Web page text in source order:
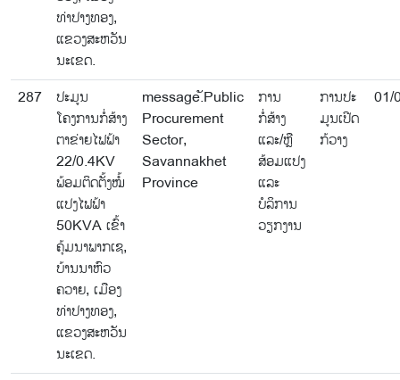
ທ່າປາງທອງ,
ແຂວງສະຫວັນ
ນະເຂດ.
287
ປະມູນ
ໂຄງການກໍ່ສ້າງ
ຕາຂ່າຍໄຟຟ້າ
22/0.4KV
ພ້ອມຕິດຕັ້ງໝໍ້
ແປງໄຟຟ້າ
50KVA ເຂົ້າ
ຄຸ້ມນາພາກເຊ,
ບ້ານນາຫົວ
ຄວາຍ, ເມືອງ
ທ່າປາງທອງ,
ແຂວງສະຫວັນ
ນະເຂດ.
message.ັPublic
Procurement
Sector,
Savannakhet
Province
ການ
ກໍ່ສ້າງ
ແລະ/ຫຼື
ສ້ອມແປງ
ແລະ
ບໍລິການ
ວຽກງານ
ການປະ
ມູນເປີດ
ກ້ວາງ
01/